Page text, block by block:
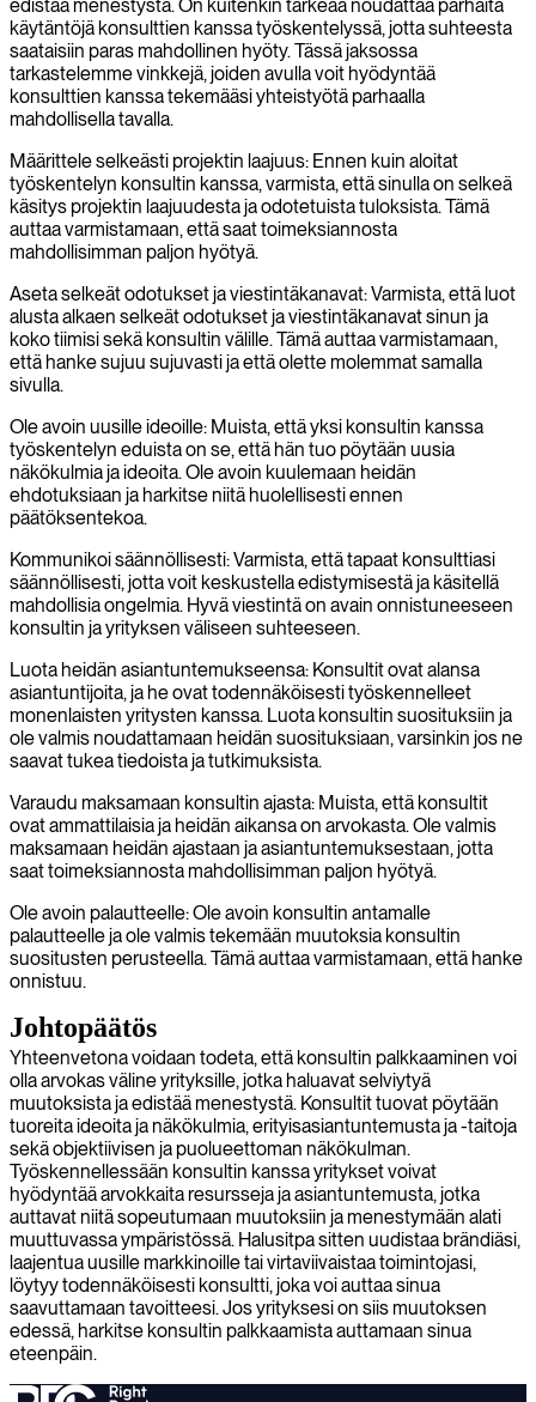
edistää menestystä. On kuitenkin tärkeää noudattaa parhaita
käytäntöjä konsulttien kanssa työskentelyssä, jotta suhteesta
saataisiin paras mahdollinen hyöty. Tässä jaksossa
tarkastelemme vinkkejä, joiden avulla voit hyödyntää
konsulttien kanssa tekemääsi yhteistyötä parhaalla
mahdollisella tavalla.
Määrittele selkeästi projektin laajuus: Ennen kuin aloitat
työskentelyn konsultin kanssa, varmista, että sinulla on selkeä
käsitys projektin laajuudesta ja odotetuista tuloksista. Tämä
auttaa varmistamaan, että saat toimeksiannosta
mahdollisimman paljon hyötyä.
Aseta selkeät odotukset ja viestintäkanavat: Varmista, että luot
alusta alkaen selkeät odotukset ja viestintäkanavat sinun ja
koko tiimisi sekä konsultin välille. Tämä auttaa varmistamaan,
että hanke sujuu sujuvasti ja että olette molemmat samalla
sivulla.
Ole avoin uusille ideoille: Muista, että yksi konsultin kanssa
työskentelyn eduista on se, että hän tuo pöytään uusia
näkökulmia ja ideoita. Ole avoin kuulemaan heidän
ehdotuksiaan ja harkitse niitä huolellisesti ennen
päätöksentekoa.
Kommunikoi säännöllisesti: Varmista, että tapaat konsulttiasi
säännöllisesti, jotta voit keskustella edistymisestä ja käsitellä
mahdollisia ongelmia. Hyvä viestintä on avain onnistuneeseen
konsultin ja yrityksen väliseen suhteeseen.
Luota heidän asiantuntemukseensa: Konsultit ovat alansa
asiantuntijoita, ja he ovat todennäköisesti työskennelleet
monenlaisten yritysten kanssa. Luota konsultin suosituksiin ja
ole valmis noudattamaan heidän suosituksiaan, varsinkin jos ne
saavat tukea tiedoista ja tutkimuksista.
Varaudu maksamaan konsultin ajasta: Muista, että konsultit
ovat ammattilaisia ja heidän aikansa on arvokasta. Ole valmis
maksamaan heidän ajastaan ja asiantuntemuksestaan, jotta
saat toimeksiannosta mahdollisimman paljon hyötyä.
Ole avoin palautteelle: Ole avoin konsultin antamalle
palautteelle ja ole valmis tekemään muutoksia konsultin
suositusten perusteella. Tämä auttaa varmistamaan, että hanke
onnistuu.
Johtopäätös
Yhteenvetona voidaan todeta, että konsultin palkkaaminen voi
olla arvokas väline yrityksille, jotka haluavat selviytyä
muutoksista ja edistää menestystä. Konsultit tuovat pöytään
tuoreita ideoita ja näkökulmia, erityisasiantuntemusta ja -taitoja
sekä objektiivisen ja puolueettoman näkökulman.
Työskennellessään konsultin kanssa yritykset voivat
hyödyntää arvokkaita resursseja ja asiantuntemusta, jotka
auttavat niitä sopeutumaan muutoksiin ja menestymään alati
muuttuvassa ympäristössä. Halusitpa sitten uudistaa brändiäsi,
laajentua uusille markkinoille tai virtaviivaistaa toimintojasi,
löytyy todennäköisesti konsultti, joka voi auttaa sinua
saavuttamaan tavoitteesi. Jos yrityksesi on siis muutoksen
edessä, harkitse konsultin palkkaamista auttamaan sinua
eteenpäin.